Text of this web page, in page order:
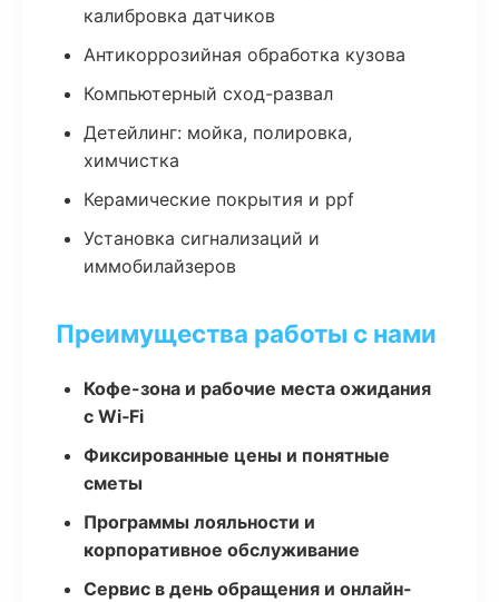
калибровка датчиков
Антикоррозийная обработка кузова
Компьютерный сход-развал
Детейлинг: мойка, полировка,
химчистка
Керамические покрытия и ppf
Установка сигнализаций и
иммобилайзеров
Преимущества работы с нами
Кофе-зона и рабочие места ожидания
с Wi‑Fi
Фиксированные цены и понятные
сметы
Программы лояльности и
корпоративное обслуживание
Сервис в день обращения и онлайн-